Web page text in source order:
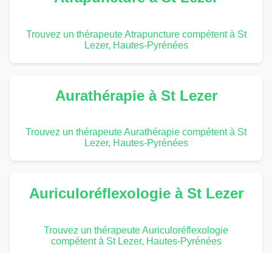
Trouvez un thérapeute Atrapuncture compétent à St
Lezer, Hautes-Pyrénées
Aurathérapie à St Lezer
Trouvez un thérapeute Aurathérapie compétent à St
Lezer, Hautes-Pyrénées
Auriculoréflexologie à St Lezer
Trouvez un thérapeute Auriculoréflexologie
compétent à St Lezer, Hautes-Pyrénées